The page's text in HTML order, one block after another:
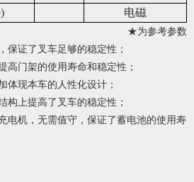
电磁
参考参数
保证了叉车足够的稳定性；
高门架的使用寿命和稳定性；
体现本车的人性化设计；
构上提高了叉车的稳定性；
电机，无需值守，保证了蓄电池的使用寿